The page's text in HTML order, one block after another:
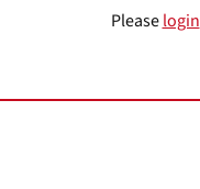
Pleaselogin